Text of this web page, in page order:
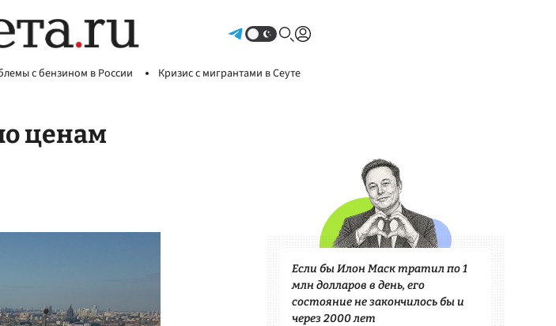
с бензином в России Кризис с мигрантами в Сеуте
ценам
Если бы Илон Маск тратил по 1
млн долларов в день, его
состояние не закончилось бы и
через 2000 лет